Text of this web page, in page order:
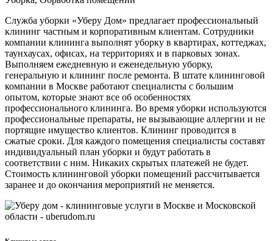
Служба уборки «Уберу Дом» предлагает профессиональный
клининг частным и корпоративным клиентам. Сотрудники
компании клининга выполнят уборку в квартирах, коттеджах,
таунхаусах, офисах, на территориях и в парковых зонах.
Выполняем ежедневную и еженедельную уборку,
генеральную и клининг после ремонта. В штате клининговой
компании в Москве работают специалисты с большим
опытом, которые знают все об особенностях
профессионального клининга. Во время уборки используются
профессиональные препараты, не вызывающие аллергии и не
портящие имущество клиентов. Клининг проводится в
сжатые сроки. Для каждого помещения специалисты составят
индивидуальный план уборки и будут работать в
соответствии с ним. Никаких скрытых платежей не будет.
Стоимость клининговой уборки помещений рассчитывается
заранее и до окончания мероприятий не меняется.